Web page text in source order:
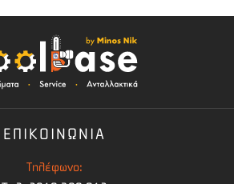
ΕΠΙΚΟΙΝΩΝΙΑ
Τηλέφωνο: